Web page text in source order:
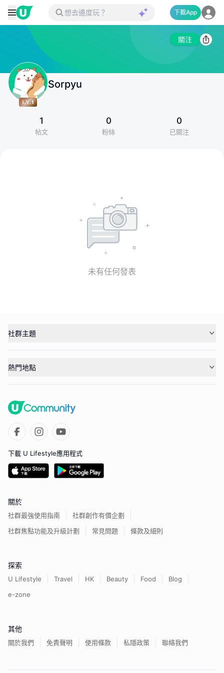
下載App
關注
Sorpyu
1
帖文
0
粉絲
0
已關注
未有任何發表
社群主題
熱門地點
下載 U Lifestyle應用程式
關於
社群最強使用指南
社群創作有價企劃
社群焦點功能及升級計劃
常見問題 條款及細則
探索
U Lifestyle Travel HK Beauty Food
Blog
e-zone
其他
關於我們 免責聲明 使用條款 私隱政策 聯絡我們